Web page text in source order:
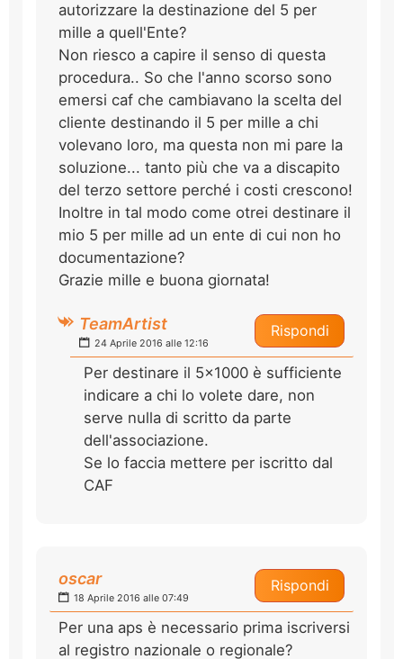
autorizzare la destinazione del 5 per
mille a quell'Ente?
Non riesco a capire il senso di questa
procedura.. So che l'anno scorso sono
emersi caf che cambiavano la scelta del
cliente destinando il 5 per mille a chi
volevano loro, ma questa non mi pare la
soluzione... tanto più che va a discapito
del terzo settore perché i costi crescono!
Inoltre in tal modo come otrei destinare il
mio 5 per mille ad un ente di cui non ho
documentazione?
Grazie mille e buona giornata!
Rispondi
TeamArtist
24 Aprile 2016 alle 12:16
Per destinare il 5x1000 è sufficiente
indicare a chi lo volete dare, non
serve nulla di scritto da parte
dell'associazione.
Se lo faccia mettere per iscritto dal
CAF
Rispondi
oscar
18 Aprile 2016 alle 07:49
Per una aps è necessario prima iscriversi
al registro nazionale o regionale?